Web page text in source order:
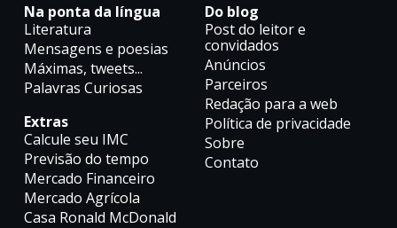
Na ponta da língua
Literatura
Mensagens e poesias
Máximas, tweets...
Palavras Curiosas
Extras
Calcule seu IMC
Previsão do tempo
Mercado Financeiro
Mercado Agrícola
Casa Ronald McDonald
Do blog
Post do leitor e
convidados
Anúncios
Parceiros
Redação para a web
Política de privacidade
Sobre
Contato